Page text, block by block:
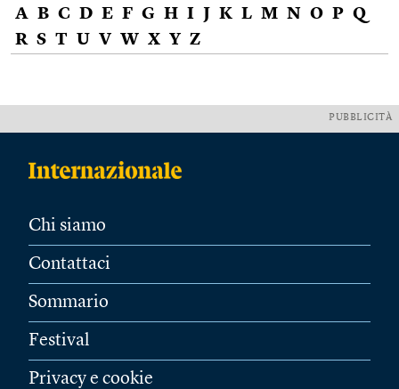
A B C D E F G H I J K L M N O P Q
R S T U V W X Y Z
PUBBLICITÀ
Chi siamo
Contattaci
Sommario
Festival
Privacy e cookie